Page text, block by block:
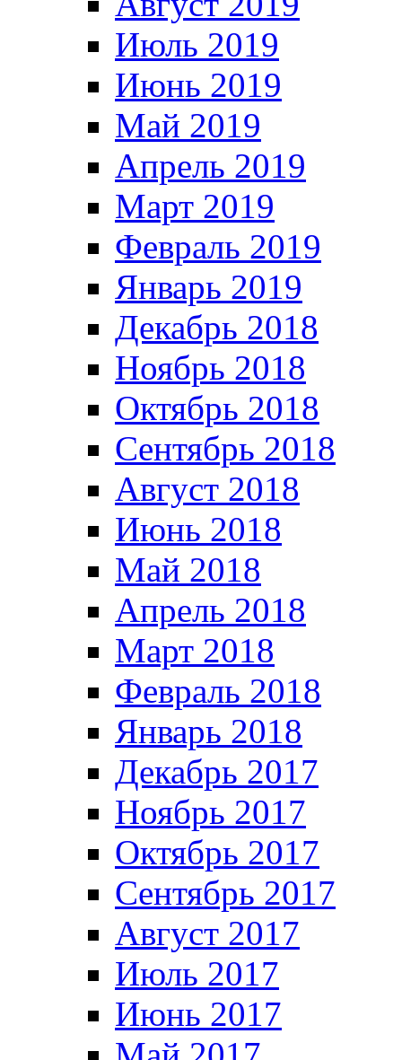
Июль 2019
Июнь 2019
Май 2019
Апрель 2019
Март 2019
Февраль 2019
Январь 2019
Декабрь 2018
Ноябрь 2018
Октябрь 2018
Сентябрь 2018
Август 2018
Июнь 2018
Май 2018
Апрель 2018
Март 2018
Февраль 2018
Январь 2018
Декабрь 2017
Ноябрь 2017
Октябрь 2017
Сентябрь 2017
Август 2017
Июль 2017
Июнь 2017